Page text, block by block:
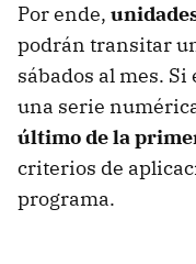
Por ende,
podrán transitar
sábados al mes.
una serie
último de la
criterios de
programa.